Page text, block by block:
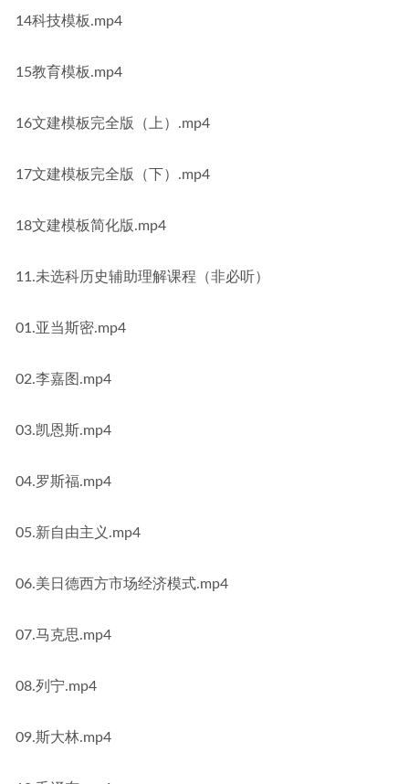
14科技模板.mp4
15教育模板.mp4
16文建模板完全版（上）.mp4
17文建模板完全版（下）.mp4
18文建模板简化版.mp4
11.未选科历史辅助理解课程（非必听）
01.亚当斯密.mp4
02.李嘉图.mp4
03.凯恩斯.mp4
04.罗斯福.mp4
05.新自由主义.mp4
06.美日德西方市场经济模式.mp4
07.马克思.mp4
08.列宁.mp4
09.斯大林.mp4